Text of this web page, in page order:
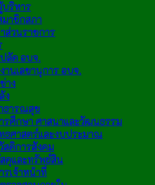
ริหาร
าชิกสภา
ส่วนราชการ
ลัด อบจ.
านเลขานุการ อบจ.
าง
ง
ธารณสุข
รศึกษา ศาสนาและวัฒนธรรม
ธศาสตร์และงบประมาณ
สดิการสังคม
ดุและทรัพย์สิน
รเจ้าหน้าที่